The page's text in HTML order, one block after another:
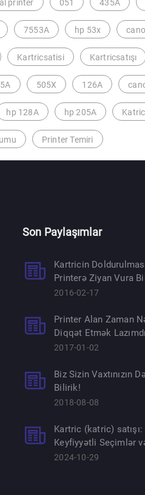
printer 051 435A
7553A hp 53x
Kartricsatisi Kartricsatışı
505X 126A
hp 128A hp 205A
Printer Temiri
Son Paylaşımlar
Kartricin
Printerə Ziyan Vura
2016-02-17
Printer Alan Zaman
Diqqət Etmək
2017-01-02
Biz Sizin Vaxtınızın
Bilirik!
2018-08-08
Kartric (katric) satışı:
Keyfiyyətli Seçimlər
2024-10-29